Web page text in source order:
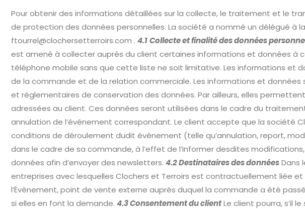
Pour obtenir des informations détaillées sur la collecte, le traitement et le
de protection des données personnelles. La société a nommé un délégué à
ftourrel@clochersetterroirs.com . 4.1Collecte et finalité des données
est amené à collecter auprès du client certaines informations et données
téléphone mobile sans que cette liste ne soit limitative. Les informations et
de la commande et de la relation commerciale. Les informations et
et règlementaires de conservation des données. Par ailleurs, elles
adressées au client. Ces données seront utilisées dans le cadre du
annulation de l’événement correspondant. Le client accepte que la société
conditions de déroulement dudit évènement (telle qu’annulation, report,
dans le cadre de sa commande, à l’effet de l’informer desdites
données afin d’envoyer des newsletters. 4.2 Destinataires des donnéesDans
entreprises avec lesquelles Clochers et Terroirs est contractuellement liée
l’Évènement, point de vente externe auprès duquel la commande a été
si elles en font la demande. 4.3 Consentement du clientLe client pourra, s’il